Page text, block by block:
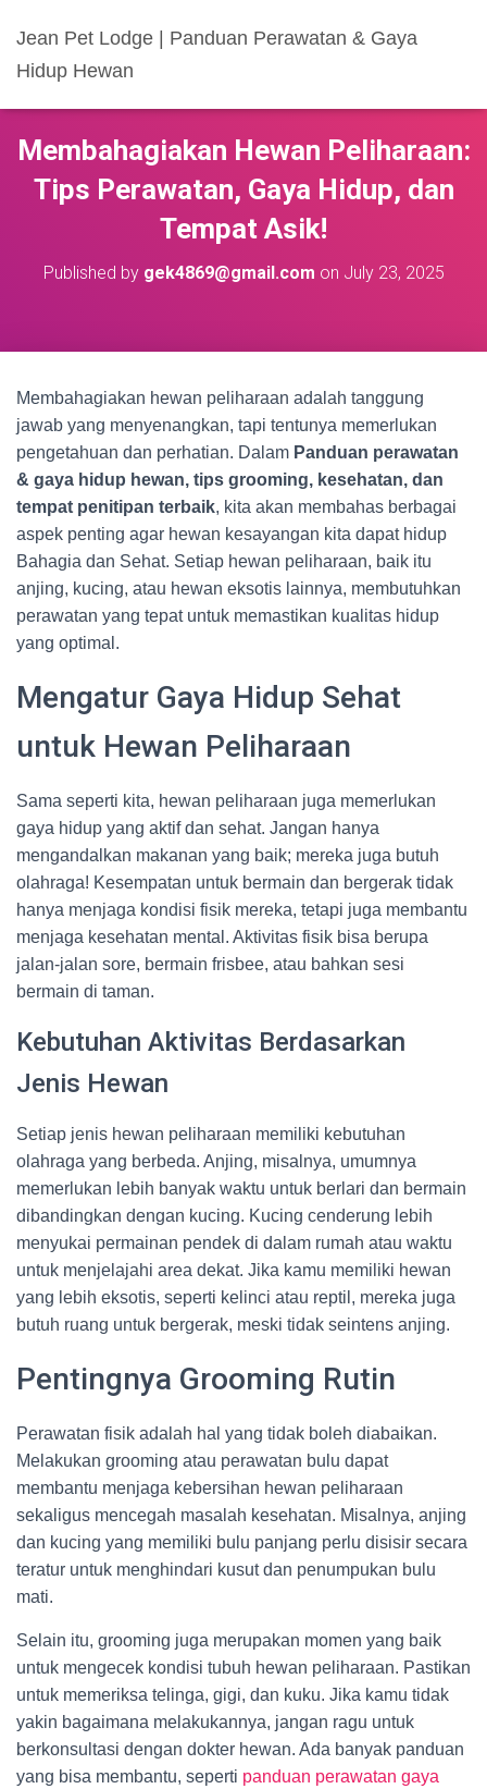
Jean Pet Lodge | Panduan Perawatan & Gaya
Hidup Hewan
Membahagiakan Hewan Peliharaan:
Tips Perawatan, Gaya Hidup, dan
Tempat Asik!
Published by gek4869@gmail.com on July 23, 2025
Membahagiakan hewan peliharaan adalah tanggung
jawab yang menyenangkan, tapi tentunya memerlukan
pengetahuan dan perhatian. Dalam Panduan perawatan
& gaya hidup hewan, tips grooming, kesehatan, dan
tempat penitipan terbaik, kita akan membahas berbagai
aspek penting agar hewan kesayangan kita dapat hidup
Bahagia dan Sehat. Setiap hewan peliharaan, baik itu
anjing, kucing, atau hewan eksotis lainnya, membutuhkan
perawatan yang tepat untuk memastikan kualitas hidup
yang optimal.
Mengatur Gaya Hidup Sehat
untuk Hewan Peliharaan
Sama seperti kita, hewan peliharaan juga memerlukan
gaya hidup yang aktif dan sehat. Jangan hanya
mengandalkan makanan yang baik; mereka juga butuh
olahraga! Kesempatan untuk bermain dan bergerak tidak
hanya menjaga kondisi fisik mereka, tetapi juga membantu
menjaga kesehatan mental. Aktivitas fisik bisa berupa
jalan-jalan sore, bermain frisbee, atau bahkan sesi
bermain di taman.
Kebutuhan Aktivitas Berdasarkan
Jenis Hewan
Setiap jenis hewan peliharaan memiliki kebutuhan
olahraga yang berbeda. Anjing, misalnya, umumnya
memerlukan lebih banyak waktu untuk berlari dan bermain
dibandingkan dengan kucing. Kucing cenderung lebih
menyukai permainan pendek di dalam rumah atau waktu
untuk menjelajahi area dekat. Jika kamu memiliki hewan
yang lebih eksotis, seperti kelinci atau reptil, mereka juga
butuh ruang untuk bergerak, meski tidak seintens anjing.
Pentingnya Grooming Rutin
Perawatan fisik adalah hal yang tidak boleh diabaikan.
Melakukan grooming atau perawatan bulu dapat
membantu menjaga kebersihan hewan peliharaan
sekaligus mencegah masalah kesehatan. Misalnya, anjing
dan kucing yang memiliki bulu panjang perlu disisir secara
teratur untuk menghindari kusut dan penumpukan bulu
mati.
Selain itu, grooming juga merupakan momen yang baik
untuk mengecek kondisi tubuh hewan peliharaan. Pastikan
untuk memeriksa telinga, gigi, dan kuku. Jika kamu tidak
yakin bagaimana melakukannya, jangan ragu untuk
berkonsultasi dengan dokter hewan. Ada banyak panduan
yang bisa membantu, seperti panduan perawatan gaya